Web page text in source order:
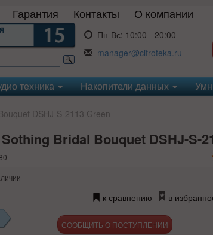
Гарантия Контакты О компании
Пн-Вс: 10:00 - 20:00
manager@cifroteka.ru
техника Накопители данных
DSHJ-S-2113 Green
Bridal Bouquet DSHJ-S-
к сравнению в
СООБЩИТЬ О ПОСТУПЛЕНИИ